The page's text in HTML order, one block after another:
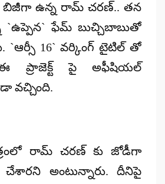
ఉన్న రామ్ చరణ్‌.. తన
`ఉప్పెన` ఫేమ్ బుచ్చిబాబుతో
`ఆర్సీ 16` వర్కింగ్ టైటిల్ తో
ఈ ప్రాజెక్ట్ పై అఫీషియల్
వచ్చింది.
రామ్ చరణ్ కు జోడీగా
చేశారని అంటున్నారు. దీనిపై